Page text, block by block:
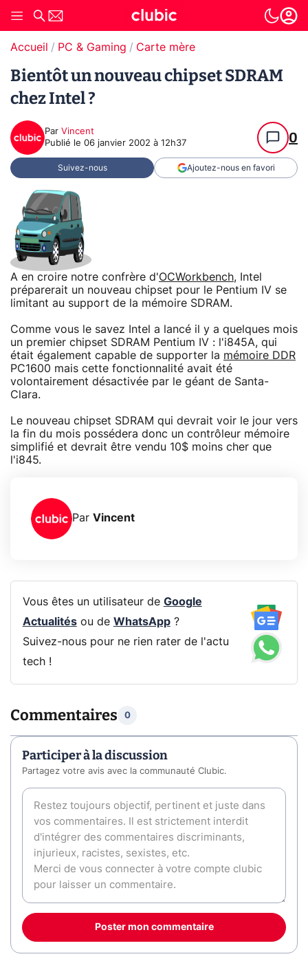
Accueil PC & Gaming Carte mère
Bientôt un nouveau chipset SDRAM
chez Intel ?
Par Vincent
Publié le 06 janvier 2002 à 12h37 0
Suivez-nous Ajoutez-nous en favori
A en croire notre confrère d'OCWorkbench, Intel
préparerait un nouveau chipset pour le Pentium IV se
limitant au support de la mémoire SDRAM.
Comme vous le savez Intel a lancé il y a quelques mois
un premier chipset SDRAM Pentium IV : l'i845A, qui
était également capable de supporter la mémoire DDR
PC1600 mais cette fonctionnalité avait été
volontairement désactivée par le géant de Santa-
Clara.
Le nouveau chipset SDRAM qui devrait voir le jour vers
la fin du mois possédera donc un contrôleur mémoire
simplifié et devrait être vendu 10$ moins cher que
l'i845.
Par Vincent
Vous êtes un utilisateur de Google
Actualitésou de WhatsApp?
Suivez-nous pour ne rien rater de l'actu
tech !
Commentaires 0
Participer à la discussion
Partagez votre avis avec la communauté Clubic.
Poster mon commentaire